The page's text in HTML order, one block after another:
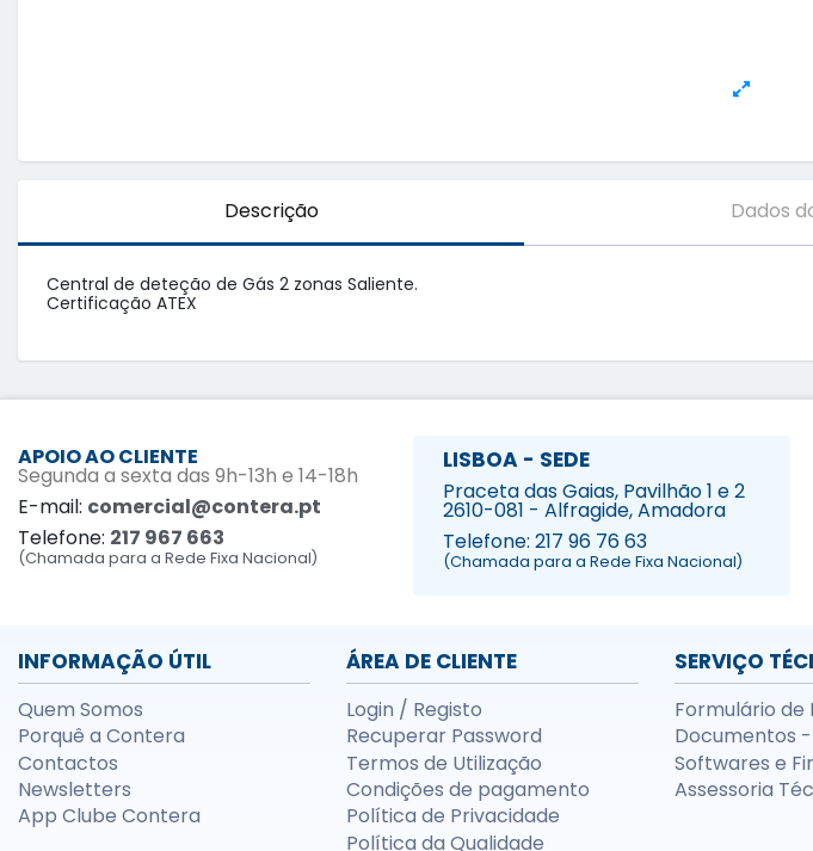
Descrição Dados
Central de deteção de Gás 2 zonas Saliente.
Certificação ATEX
APOIO AO CLIENTE
Segunda a sexta das 9h-13h e 14-18h
E-mail: comercial@contera.pt
Telefone: 217 967 663
(Chamada para a Rede Fixa Nacional)
LISBOA - SEDE
Praceta das Gaias, Pavilhão 1 e 2
2610-081 - Alfragide, Amadora
Telefone: 217 96 76 63
(Chamada para a Rede Fixa Nacional)
INFORMAÇÃO ÚTIL
Quem Somos
Porquê a Contera
Contactos
Newsletters
App Clube Contera
ÁREA DE CLIENTE
Login / Registo
Recuperar Password
Termos de Utilização
Condições de pagamento
Política de Privacidade
Política da Qualidade
SERVIÇO
Formulário de
Documentos
Softwares e
Assessoria